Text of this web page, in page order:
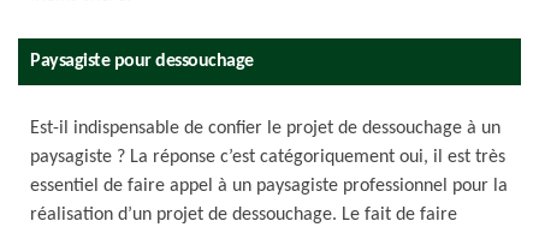
Paysagiste pour dessouchage
Est-il indispensable de confier le projet de dessouchage à un
paysagiste ? La réponse c’est catégoriquement oui, il est très
essentiel de faire appel à un paysagiste professionnel pour la
réalisation d’un projet de dessouchage. Le fait de faire